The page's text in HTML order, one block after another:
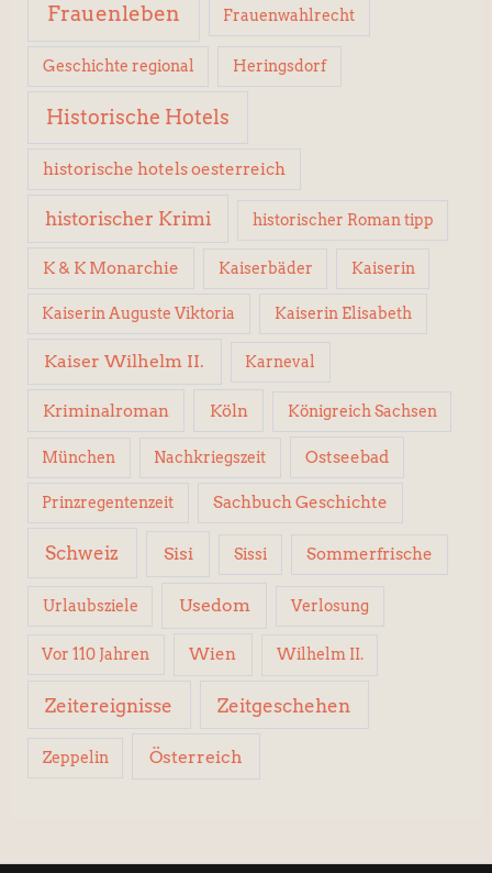
Frauenleben Frauenwahlrecht
Geschichte regional Heringsdorf
Historische Hotels
historische hotels oesterreich
historischer Krimi historischer Roman tipp
K & K Monarchie Kaiserbäder Kaiserin
Kaiserin Auguste Viktoria Kaiserin Elisabeth
Kaiser Wilhelm II. Karneval
Kriminalroman Köln Königreich Sachsen
München Nachkriegszeit Ostseebad
Prinzregentenzeit Sachbuch Geschichte
Schweiz Sisi Sissi Sommerfrische
Urlaubsziele Usedom Verlosung
Vor 110 Jahren Wien Wilhelm II.
Zeitereignisse Zeitgeschehen
Zeppelin Österreich